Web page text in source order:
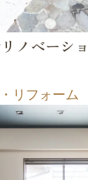
ノベーシ
リフォーム